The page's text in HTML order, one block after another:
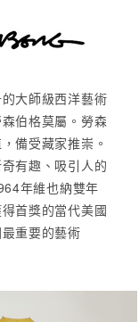
大師級西洋藝術
伯格莫屬。勞森
備受藏家推崇。
有趣、吸引人的
年維也納雙年
首獎的當代美國
重要的藝術